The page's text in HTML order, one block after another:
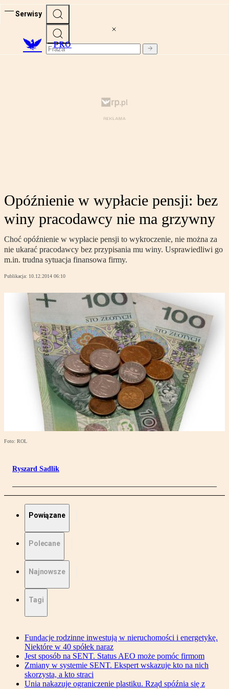
Serwisy
PRO
Opóźnienie w wypłacie pensji: bez
winy pracodawcy nie ma grzywny
Choć opóźnienie w wypłacie pensji to wykroczenie, nie można za
nie ukarać pracodawcy bez przypisania mu winy. Usprawiedliwi go
m.in. trudna sytuacja finansowa firmy.
Publikacja: 10.12.2014 06:10
Foto: ROL
Ryszard Sadlik
Powiązane
Polecane
Najnowsze
Tagi
Fundacje rodzinne inwestują w nieruchomości i energetykę.
Niektóre w 40 spółek naraz
Jest sposób na SENT. Status AEO może pomóc firmom
Zmiany w systemie SENT. Ekspert wskazuje kto na nich
skorzysta, a kto straci
Unia nakazuje ograniczenie plastiku. Rząd spóźnia się z